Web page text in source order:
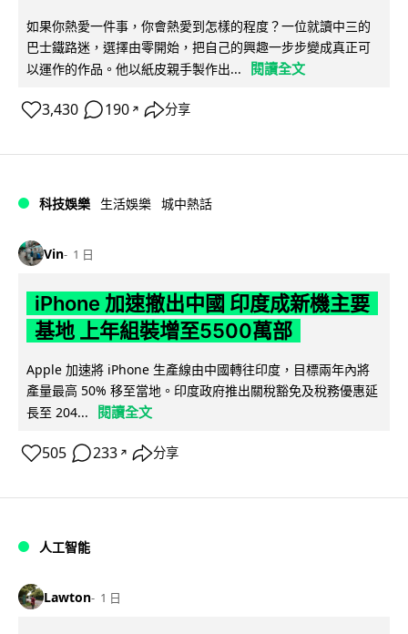
如果你熱愛一件事，你會熱愛到怎樣的程度？一位就讀中三的
巴士鐵路迷，選擇由零開始，把自己的興趣一步步變成真正可
以運作的作品。他以紙皮親手製作出...
閱讀全文
3,430 190 ↗ 分享
科技娛樂 生活娛樂 城中熱話
Vin 1 日
iPhone 加速撤出中國 印度成新機主要
基地 上年組裝增至5500萬部
Apple 加速將 iPhone 生產線由中國轉往印度，目標兩年內將
產量最高 50% 移至當地。印度政府推出關稅豁免及稅務優惠延
長至 204...
閱讀全文
505 233 ↗ 分享
人工智能
Lawton 1 日